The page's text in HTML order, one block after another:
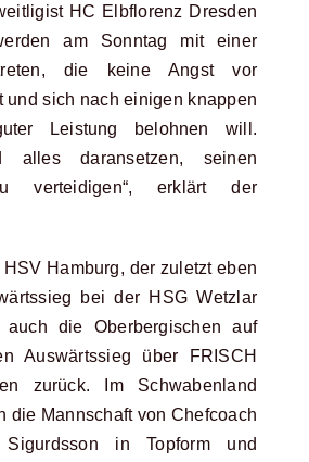
HC Elbflorenz Dresden
am Sonntag mit einer
die keine Angst vor
und sich nach einigen knappen
Leistung belohnen will.
alles daransetzen, seinen
verteidigen“, erklärt der
Hamburg, der zuletzt eben
bei der HSG Wetzlar
auch die Oberbergischen auf
Auswärtssieg über FRISCH
zurück. Im Schwabenland
die Mannschaft von Chefcoach
in Topform und